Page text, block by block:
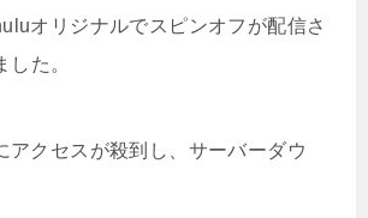
オリジナルでスピンオフが配信さ
た。
アクセスが殺到し、サーバーダウ